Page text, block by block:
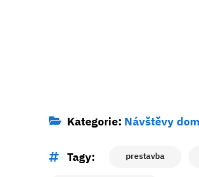
Kategorie: Návštěvy
Tagy: prestavba